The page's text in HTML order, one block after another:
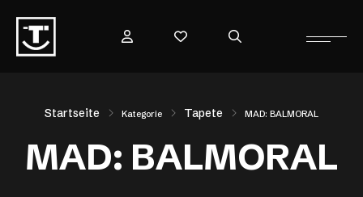
Startseite Kategorie Tapete MAD: BALMORAL
MAD: BALMORAL